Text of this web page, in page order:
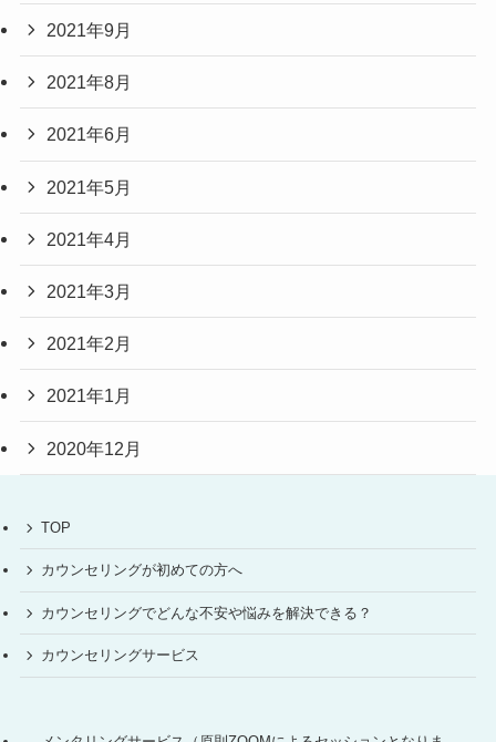
2021年9月
2021年8月
2021年6月
2021年5月
2021年4月
2021年3月
2021年2月
2021年1月
2020年12月
TOP
カウンセリングが初めての方へ
カウンセリングでどんな不安や悩みを解決できる？
カウンセリングサービス